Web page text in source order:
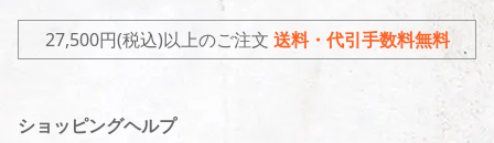
27,500円(税込)以上のご注文 送料・代引手数料無料
ショッピングヘルプ